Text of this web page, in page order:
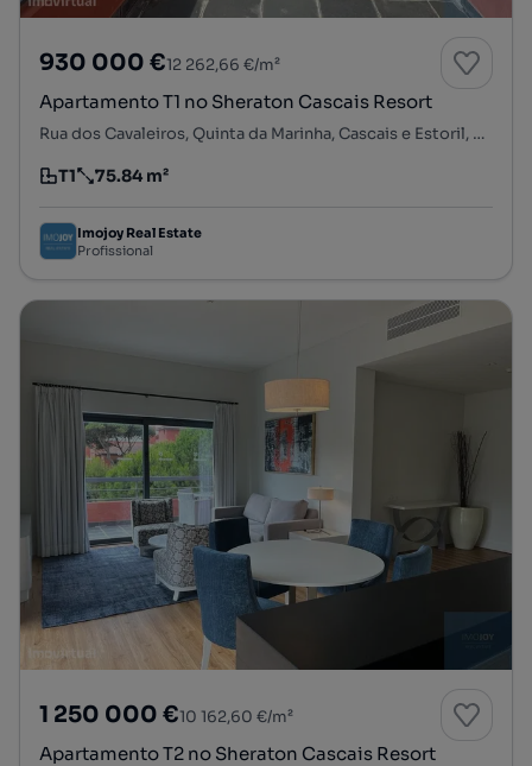
930 000 €12 262,66 €/m²
Apartamento T1 no Sheraton Cascais Resort
Rua dos Cavaleiros, Quinta da Marinha, Cascais e Estoril, Cascais, Lisboa
Tipologia
T1
Preço por metro quadrado
75.84 m²
Imojoy Real Estate
Profissional
1 250 000 €10 162,60 €/m²
Apartamento T2 no Sheraton Cascais Resort